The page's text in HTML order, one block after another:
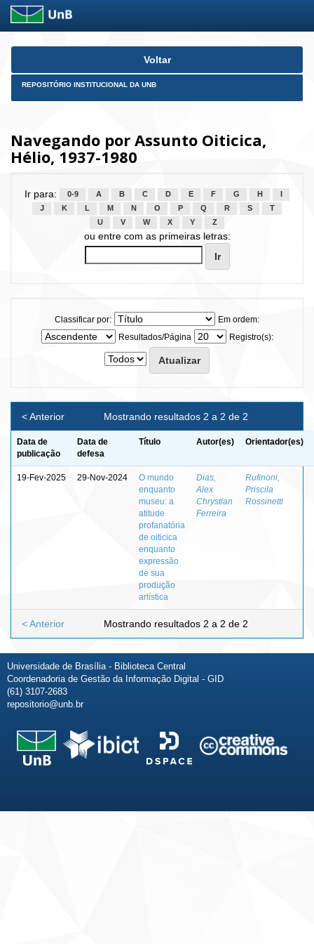
Skip
Voltar
REPOSITÓRIO INSTITUCIONAL DA UNB
Navegando por Assunto Oiticica,
Hélio, 1937-1980
Ir para: 0-9 A B C D E F G H
J
K L M N O P Q R S
T
U
V W X Y Z
ou entre com as primeiras letras:
Classificar por:
Em ordem:
Resultados/Página
Registro(s):
Mostrando resultados 2 a 2 de 2
< Anterior
Data de
publicação
Data de
defesa
Título Autor(es) Orientador(es)
19-Fev-2025 29-Nov-2024
O mundo
enquanto
museu: a
atitude
profanatória
de oiticica
enquanto
expressão
de sua
produção
artística
Dias,
Alex
Chrystian
Ferreira
Rufinoni,
Priscila
Rossinetti
Mostrando resultados 2 a 2 de 2
< Anterior
Universidade de Brasília - Biblioteca Central
Coordenadoria de Gestão da Informação Digital - GID
(61) 3107-2683
repositorio@unb.br